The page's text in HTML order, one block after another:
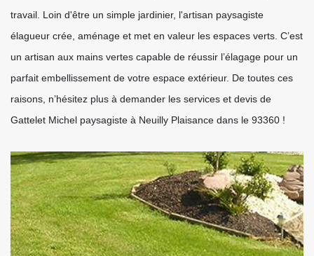
travail. Loin d'être un simple jardinier, l'artisan paysagiste
élagueur crée, aménage et met en valeur les espaces verts. C’est
un artisan aux mains vertes capable de réussir l’élagage pour un
parfait embellissement de votre espace extérieur. De toutes ces
raisons, n’hésitez plus à demander les services et devis de
Gattelet Michel paysagiste à Neuilly Plaisance dans le 93360 !